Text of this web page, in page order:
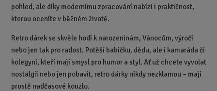
pohled, ale díky modernímu zpracování nabízí i praktičnost,
kterou oceníte v běžném životě.
Retro dárek se skvěle hodí k narozeninám, Vánocům, výročí
nebo jen tak pro radost. Potěší babičku, dědu, ale i kamaráda či
kolegyni, kteří mají smysl pro humor a styl. Ať už chcete vyvolat
nostalgii nebo jen pobavit, retro dárky nikdy nezklamou – mají
prostě nadčasové kouzlo.